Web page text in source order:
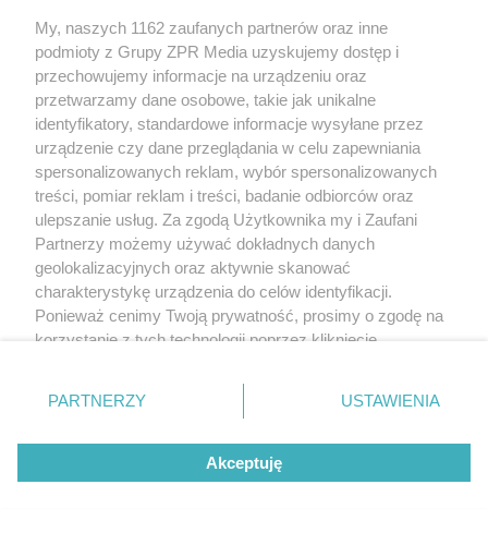
My, naszych 1162 zaufanych partnerów oraz inne
podmioty z Grupy ZPR Media uzyskujemy dostęp i
przechowujemy informacje na urządzeniu oraz
przetwarzamy dane osobowe, takie jak unikalne
identyfikatory, standardowe informacje wysyłane przez
urządzenie czy dane przeglądania w celu zapewniania
spersonalizowanych reklam, wybór spersonalizowanych
treści, pomiar reklam i treści, badanie odbiorców oraz
ulepszanie usług. Za zgodą Użytkownika my i Zaufani
Partnerzy możemy używać dokładnych danych
geolokalizacyjnych oraz aktywnie skanować
charakterystykę urządzenia do celów identyfikacji.
Ponieważ cenimy Twoją prywatność, prosimy o zgodę na
korzystanie z tych technologii poprzez kliknięcie
zmienić/wycofać klikając przycisk ustawień prywatności
znajdujący się w lewym dolnym rogu strony
rodzaje przetwarzania danych nie wymagają zgody
użytkownika, ale masz prawo sprzeciwić się takiemu
przetwarzaniu. Preferencje będą miały zastosowanie tylko
PARTNERZY USTAWIENIA
Akceptuję